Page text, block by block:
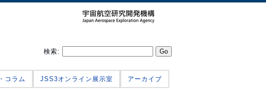
検索:
コラム JSS3オンライン展示室 アーカイブ